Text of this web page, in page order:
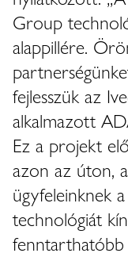
Group
alappillére.
fejlesszük az
alkalmazott
Ez a projekt
azon az úton,
ügyfeleinknek
technológiát
fenntarthatóbb